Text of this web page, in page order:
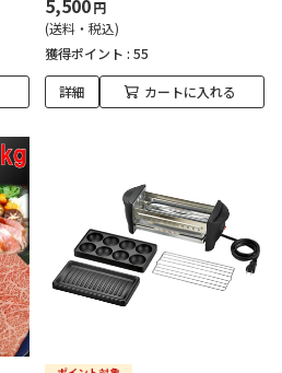
5,500円
(送料・税込)
獲得ポイント : 55
詳細 カートに入れる